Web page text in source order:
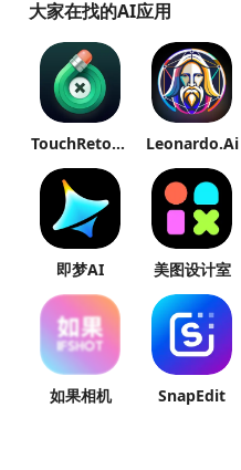
大家在找的AI应用
TouchRetouch Leonardo.Ai
即梦AI 美图设计室
如果相机 SnapEdit